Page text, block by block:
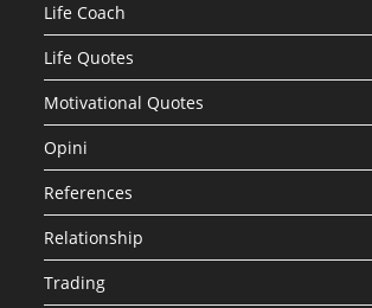
Life Coach
Life Quotes
Motivational Quotes
Opini
References
Relationship
Trading